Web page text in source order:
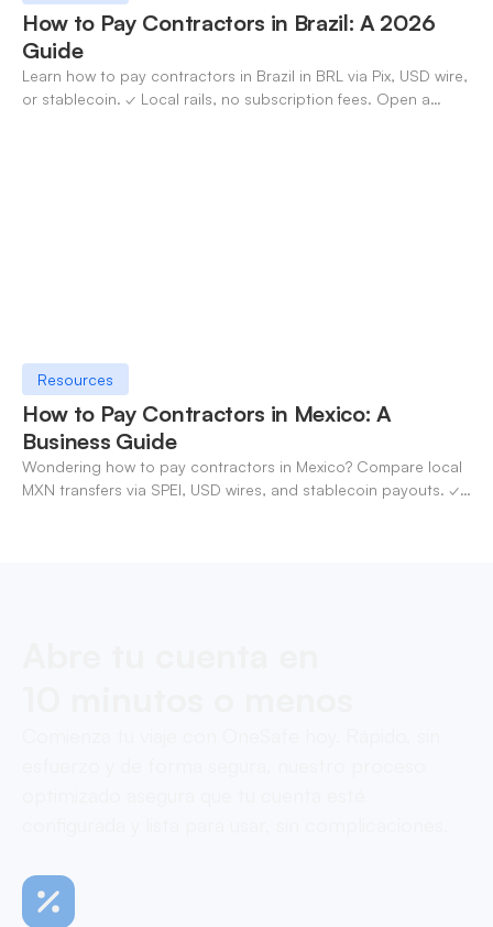
How to Pay Contractors in Brazil: A 2026
Guide
Learn how to pay contractors in Brazil in BRL via Pix, USD wire,
or stablecoin. ✓ Local rails, no subscription fees. Open a
Resources
How to Pay Contractors in Mexico: A
Business Guide
Wondering how to pay contractors in Mexico? Compare local
MXN transfers via SPEI, USD wires, and stablecoin payouts. ✓